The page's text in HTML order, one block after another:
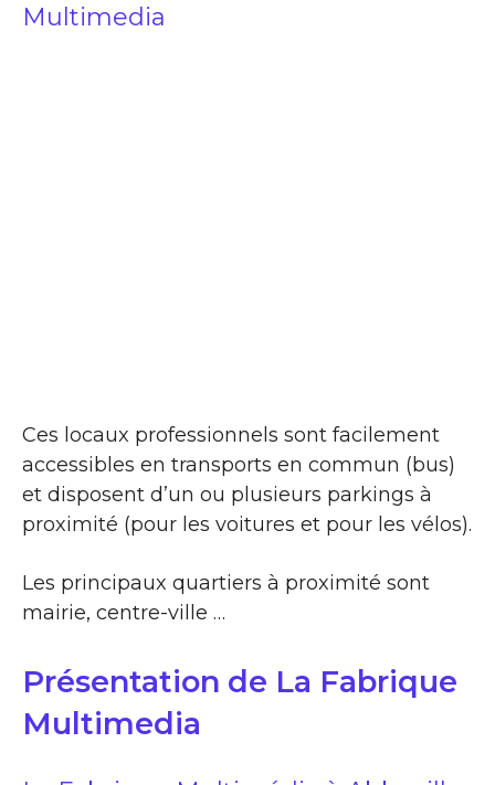
Multimedia
Ces locaux professionnels sont facilement
accessibles en transports en commun (bus)
et disposent d’un ou plusieurs parkings à
proximité (pour les voitures et pour les vélos).
Les principaux quartiers à proximité sont
mairie, centre-ville …
Présentation de La Fabrique
Multimedia